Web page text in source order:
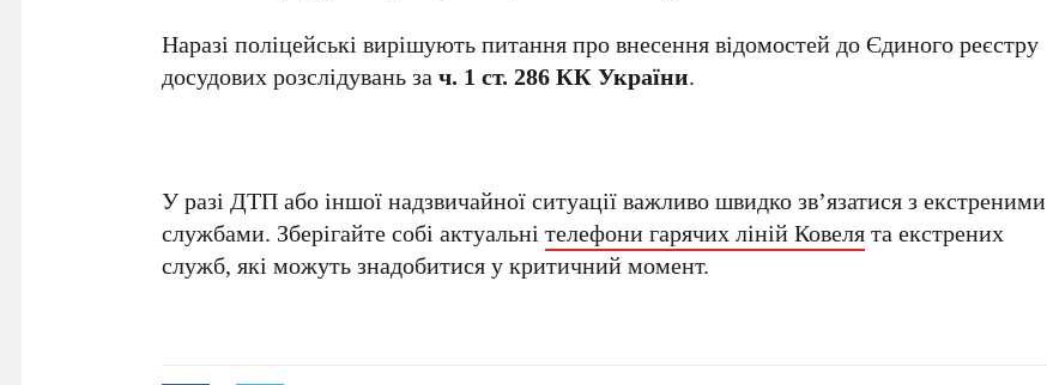
Наразі поліцейські вирішують питання про внесення відомостей до Єдиного реєстру
досудових розслідувань зач. 1 ст. 286 КК України.
У разі ДТП або іншої надзвичайної ситуації важливо швидко зв’язатися з екстреними
службами. Зберігайте собі актуальнітелефони гарячих ліній Ковелята екстрених
служб, які можуть знадобитися у критичний момент.